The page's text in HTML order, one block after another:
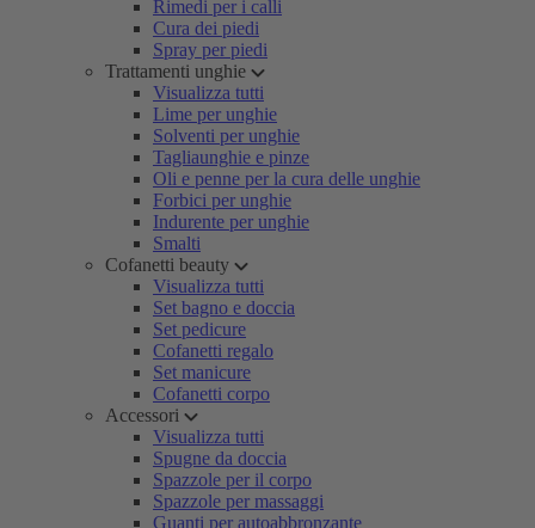
Rimedi per i calli
Cura dei piedi
Spray per piedi
Trattamenti unghie
Visualizza tutti
Lime per unghie
Solventi per unghie
Tagliaunghie e pinze
Oli e penne per la cura delle unghie
Forbici per unghie
Indurente per unghie
Smalti
Cofanetti beauty
Visualizza tutti
Set bagno e doccia
Set pedicure
Cofanetti regalo
Set manicure
Cofanetti corpo
Accessori
Visualizza tutti
Spugne da doccia
Spazzole per il corpo
Spazzole per massaggi
Guanti per autoabbronzante